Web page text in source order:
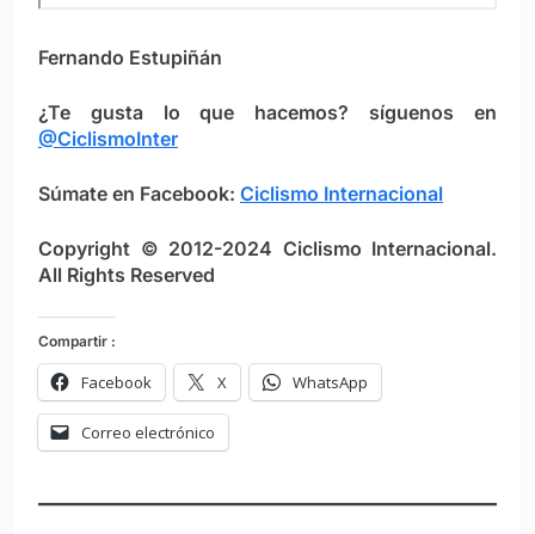
Fernando Estupiñán
¿Te gusta lo que hacemos? síguenos en
@CiclismoInter
Súmate en Facebook: Ciclismo Internacional
Copyright © 2012-2024 Ciclismo Internacional.
All Rights Reserved
Compartir :
Facebook X WhatsApp
Correo electrónico